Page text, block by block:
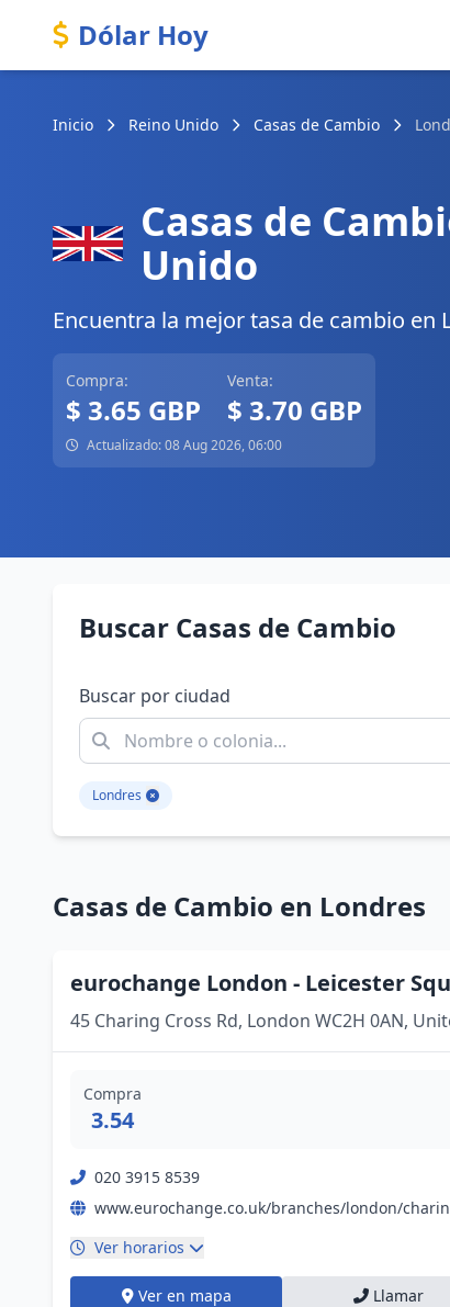
Dólar Hoy
Inicio Reino Unido Casas de Cambio
Casas de
Unido
Encuentra la mejor tasa de cambio en
Compra:
$ 3.65 GBP
Venta:
$ 3.70 GBP
Actualizado: 08 Aug 2026, 06:00
Buscar Casas de Cambio
Buscar por ciudad
Londres
Casas de Cambio en Londres
eurochange London - Leicester
45 Charing Cross Rd, London WC2H 0AN,
Compra
3.54
020 3915 8539
Ver horarios
Ver en mapa Llamar